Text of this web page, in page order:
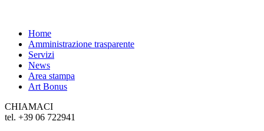
Home
Amministrazione trasparente
Servizi
News
Area stampa
Art Bonus
CHIAMACI
tel. +39 06 722941